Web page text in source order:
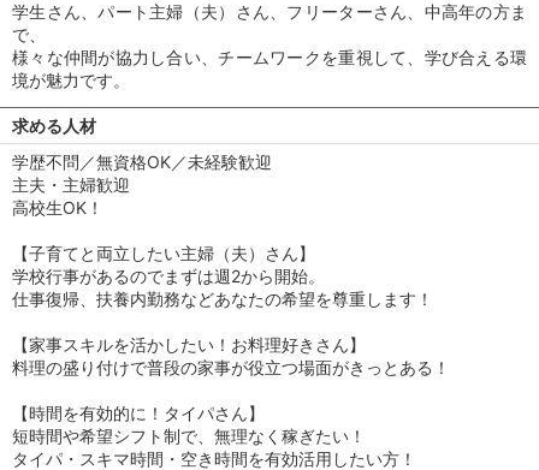
学生さん、パート主婦（夫）さん、フリーターさん、中高年の方ま
で、
様々な仲間が協力し合い、チームワークを重視して、学び合える環
境が魅力です。
求める人材
学歴不問／無資格OK／未経験歓迎
主夫・主婦歓迎
高校生OK！
【子育てと両立したい主婦（夫）さん】
学校行事があるのでまずは週2から開始。
仕事復帰、扶養内勤務などあなたの希望を尊重します！
【家事スキルを活かしたい！お料理好きさん】
料理の盛り付けで普段の家事が役立つ場面がきっとある！
【時間を有効的に！タイパさん】
短時間や希望シフト制で、無理なく稼ぎたい！
タイパ・スキマ時間・空き時間を有効活用したい方！